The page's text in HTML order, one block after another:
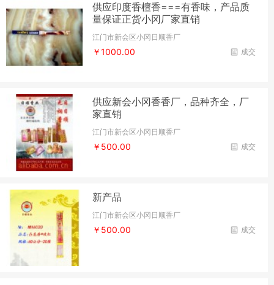
供应印度香檀香===有香味，产品质
量保证正货小冈厂家直销
江门市新会区小冈日顺香厂
成交
￥1000.00
供应新会小冈香香厂，品种齐全，厂
家直销
江门市新会区小冈日顺香厂
成交
￥500.00
新产品
江门市新会区小冈日顺香厂
成交
￥500.00